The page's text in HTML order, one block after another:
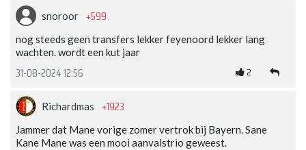
snoroor +599
nog steeds geen transfers lekker feyenoord lekker lang
wachten. wordt een kut jaar
31-08-2024 12:56 2
Richardmas +1923
Jammer dat Mane vorige zomer vertrok bij Bayern. Sane
Kane Mane was een mooi aanvalstrio geweest.